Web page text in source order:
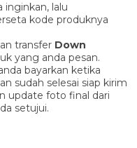
inginkan, lalu
kode produknya
transfer Down
yang anda pesan.
bayarkan ketika
sudah selesai siap kirim
update foto final dari
setujui.